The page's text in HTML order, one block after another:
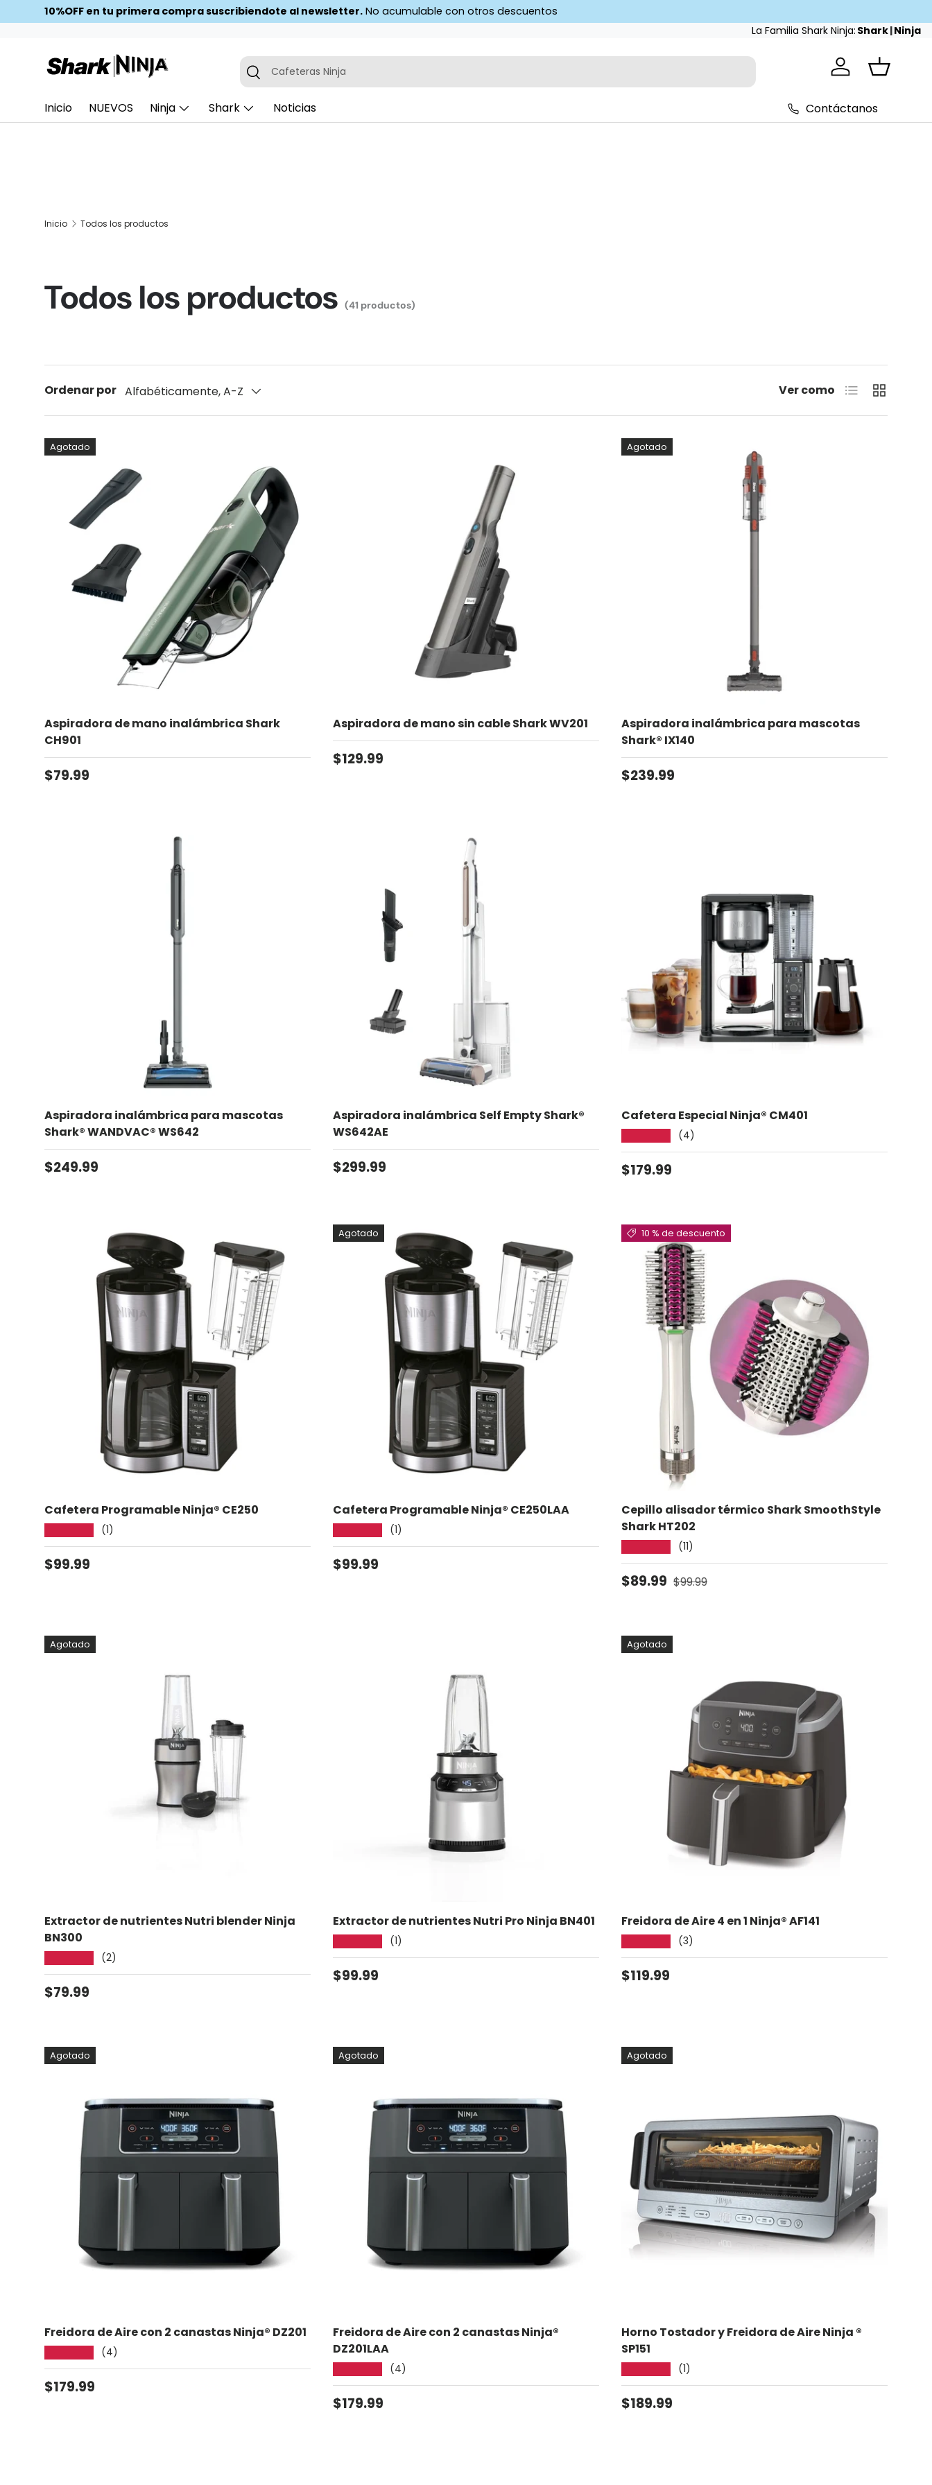
Ir al contenido
10%OFF en tu primera compra suscribiendote al newsletter. No acumulable con otros descuentos
La Familia Shark Ninja: Shark|Ninja
Cafeteras Ninja Iniciar sesión
Cesta
Inicio NUEVOS Ninja Shark Noticias Contáctanos
Inicio Todos los productos
Todos los productos (41 productos)
Ordenar por Alfabéticamente, A-Z Ver como Lista Cuadrícula
Agotado
Aspiradora de mano inalámbrica Shark
CH901
Precio normal
$79.99
Aspiradora de mano sin cable Shark WV201
Precio normal
$129.99
Agotado
Aspiradora inalámbrica para mascotas
Shark® IX140
Precio normal
$239.99
Aspiradora inalámbrica para mascotas
Shark® WANDVAC® WS642
Precio normal
$249.99
Aspiradora inalámbrica Self Empty Shark®
WS642AE
Precio normal
$299.99
Cafetera Especial Ninja® CM401
(4)
Precio normal
$179.99
Cafetera Programable Ninja® CE250
(1)
Precio normal
$99.99
Agotado
Cafetera Programable Ninja® CE250LAA
(1)
Precio normal
$99.99
10 % de descuento
Cepillo alisador térmico Shark SmoothStyle
Shark HT202
(11)
Precio de venta
$89.99 Precio normal
$99.99
Agotado
Extractor de nutrientes Nutri blender Ninja
BN300
(2)
Precio normal
$79.99
Extractor de nutrientes Nutri Pro Ninja BN401
(1)
Precio normal
$99.99
Agotado
Freidora de Aire 4 en 1 Ninja® AF141
(3)
Precio normal
$119.99
Agotado
Freidora de Aire con 2 canastas Ninja® DZ201
(4)
Precio normal
$179.99
Agotado
Freidora de Aire con 2 canastas Ninja®
DZ201LAA
(4)
Precio normal
$179.99
Agotado
Horno Tostador y Freidora de Aire Ninja ®
SP151
(1)
Precio normal
$189.99